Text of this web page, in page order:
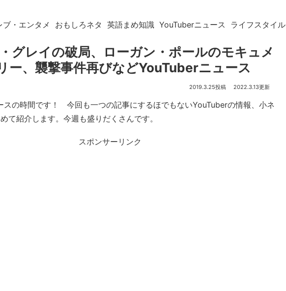
ブ・エンタメ おもしろネタ 英語まめ知識 YouTuberニュース ライフスタイル
グレイの破局、ローガン・ポールのモキュメ
ー、襲撃事件再びなどYouTuberニュース
2019.3.25 2022.3.13
スの時間です！ 今回も一つの記事にするほでもないYouTuberの情報、小ネ
て紹介します。今週も盛りだくさんです。
スポンサーリンク